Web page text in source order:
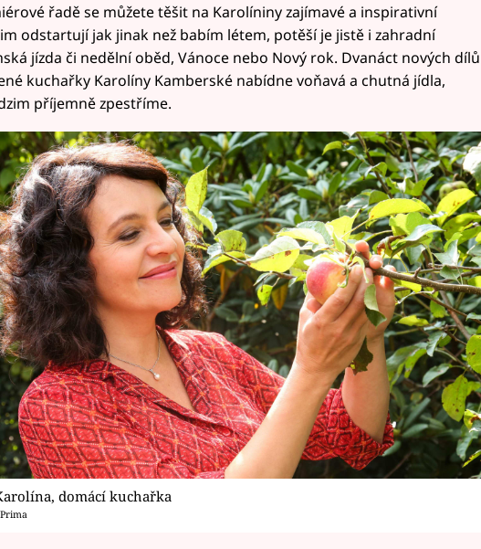
řadě se můžete těšit na Karolíniny zajímavé a inspirativní
odstartují jak jinak než babím létem, potěší je jistě i zahradní
jízda či nedělní oběd, Vánoce nebo Nový rok. Dvanáct nových dílů
kuchařky Karolíny Kamberské nabídne voňavá a chutná jídla,
příjemně zpestříme.
domácí kuchařka